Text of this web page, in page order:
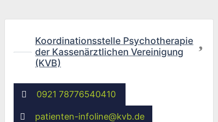
Koordinationsstelle Psychotherapie
der Kassenärztlichen Vereinigung
(KVB)
0921 78776540410
patienten-infoline@kvb.de